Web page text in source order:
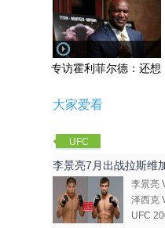
专访霍利菲尔德：还想
大家爱看
UFC
李景亮7月出战拉斯维
李景亮
泽西克
UFC